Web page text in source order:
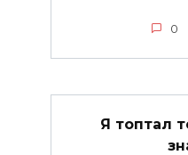
0
Я топтал